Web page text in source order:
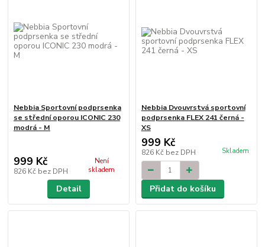
Nebbia Sportovní podprsenka
se střední oporou ICONIC 230
modrá - M
999 Kč
826 Kč bez DPH
Není
skladem
Detail
Nebbia Dvouvrstvá sportovní
podprsenka FLEX 241 černá -
XS
999 Kč
826 Kč bez DPH Skladem
Přidat do košíku